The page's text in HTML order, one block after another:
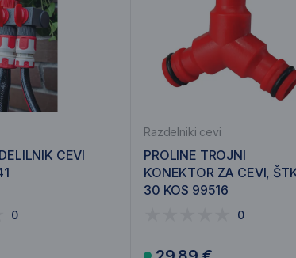
CEVI
0
Razdelniki cevi
PROLINE TROJNI
KONEKTOR ZA CEVI,
30 KOS 99516
0